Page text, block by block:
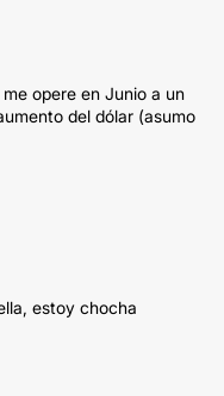
opere en Junio a un
del dólar (asumo
estoy chocha